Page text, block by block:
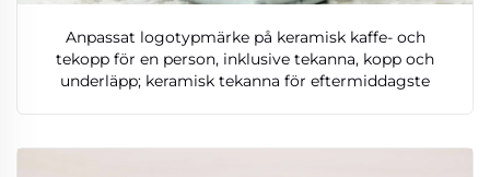
Anpassat logotypmärke på keramisk kaffe- och
tekopp för en person, inklusive tekanna, kopp och
underläpp; keramisk tekanna för eftermiddagste